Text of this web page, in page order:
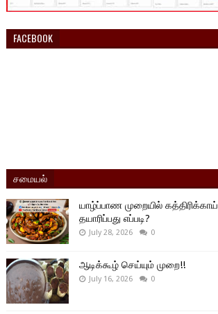
FACEBOOK
சமையல்
யாழ்ப்பாண முறையில் கத்திரிக்காய்
தயாரிப்பது எப்படி?
July 28, 2026 0
ஆடிக்கூழ் செய்யும் முறை!!
July 16, 2026 0